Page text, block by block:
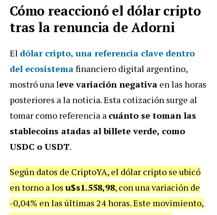
Cómo reaccionó el dólar cripto
tras la renuncia de Adorni
El dólar cripto, una referencia clave dentro
del ecosistemafinanciero digital argentino,
mostró una leve variación negativa en las horas
posteriores a la noticia. Esta cotización surge al
tomar como referencia a cuánto se toman las
stablecoins atadas al billete verde, como
USDC o USDT.
Según datos de CriptoYA, el dólar cripto se ubicó
en torno a los u$s1.558,98, con una variación de
-0,04% en las últimas 24 horas. Este movimiento,